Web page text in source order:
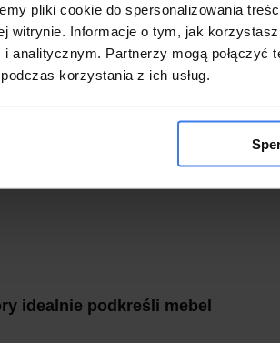
pliki cookie do spersonalizowania
witrynie. Informacje o tym, jak
i analitycznym. Partnerzy mogą
korzystania z ich usług.
idealnie podkreśli mebel